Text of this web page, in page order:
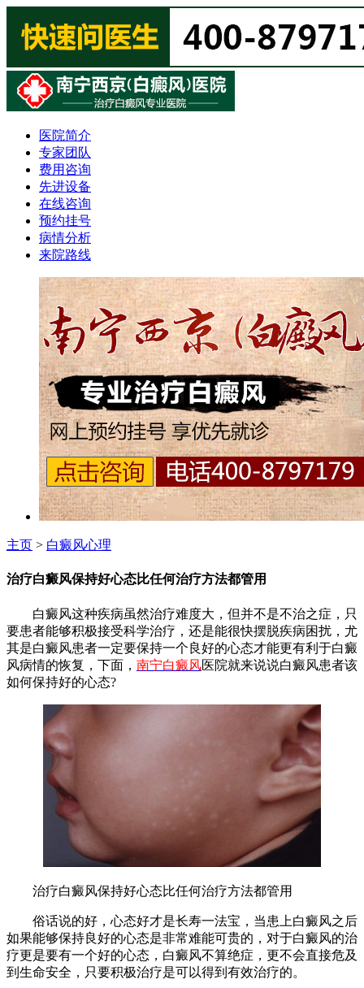
医院简介
专家团队
费用咨询
先进设备
在线咨询
预约挂号
病情分析
来院路线
主页 > 白癜风心理
治疗白癜风保持好心态比任何治疗方法都管用
白癜风这种疾病虽然治疗难度大，但并不是不治之症，只
要患者能够积极接受科学治疗，还是能很快摆脱疾病困扰，尤
其是白癜风患者一定要保持一个良好的心态才能更有利于白癜
风病情的恢复，下面， 南宁白癜风医院就来说说白癜风患者该
如何保持好的心态?
治疗白癜风保持好心态比任何治疗方法都管用
俗话说的好，心态好才是长寿一法宝，当患上白癜风之后
如果能够保持良好的心态是非常难能可贵的，对于白癜风的治
疗更是要有一个好的心态，白癜风不算绝症，更不会直接危及
到生命安全，只要积极治疗是可以得到有效治疗的。